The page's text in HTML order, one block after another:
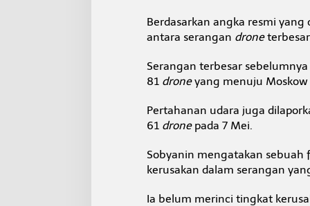
h
o
k
o
Berdasarkan angka resmi
antara serangan drone
Serangan terbesar
81 droneyang menuju Moskow
Pertahanan udara juga
61 dronepada 7 Mei.
Sobyanin mengatakan sebuah
kerusakan dalam serangan
Ia belum merinci tingkat